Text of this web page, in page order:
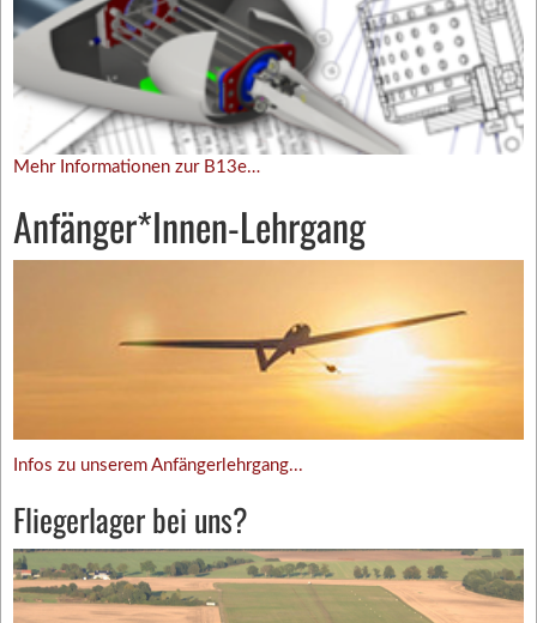
Mehr Informationen zur B13e…
Anfänger*Innen-Lehrgang
Infos zu unserem Anfängerlehrgang...
Fliegerlager bei uns?